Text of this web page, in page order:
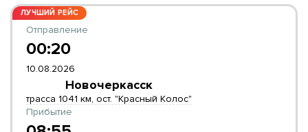
ЛУЧШИЙ РЕЙС
Отправление
00:20
10.08.2026
Новочеркасск
трасса 1041 км, ост. "Красный Колос"
Прибытие